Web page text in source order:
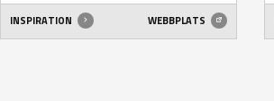
INSPIRATION WEBBPLATS